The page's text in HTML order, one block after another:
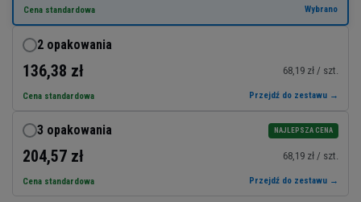
Cena standardowa Wybrano
2 opakowania
136,38 zł 68,19 zł / szt.
Cena standardowa Przejdź do zestawu →
NAJLEPSZA CENA
3 opakowania
204,57 zł 68,19 zł / szt.
Cena standardowa Przejdź do zestawu →